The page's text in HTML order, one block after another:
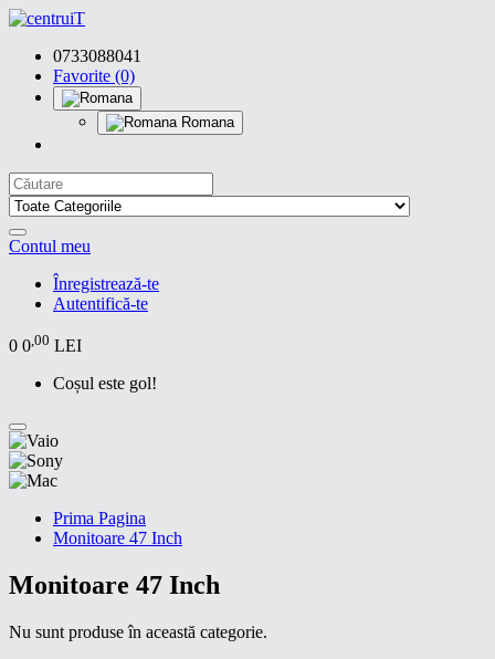
0733088041
Favorite (0)
Romana
Contul meu
Înregistrează-te
Autentifică-te
0 0,00 LEI
Coșul este gol!
Prima Pagina
Monitoare 47 Inch
Monitoare 47 Inch
Nu sunt produse în această categorie.